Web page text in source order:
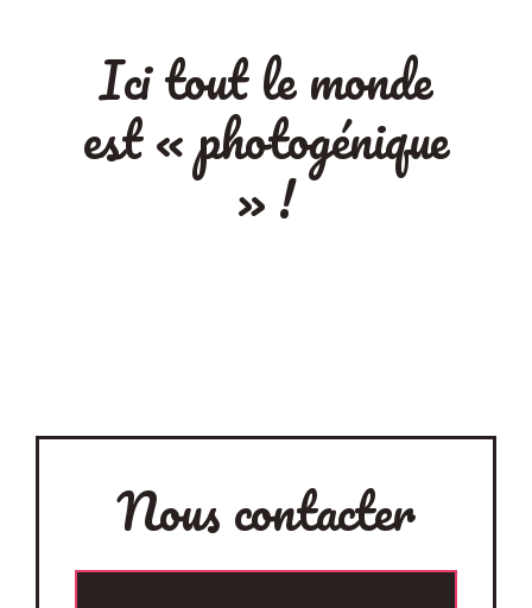
Ici tout le monde
est « photogénique
» !
Nous contacter